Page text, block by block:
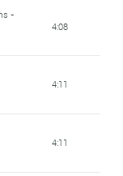
-
4:08
4:11
4:11